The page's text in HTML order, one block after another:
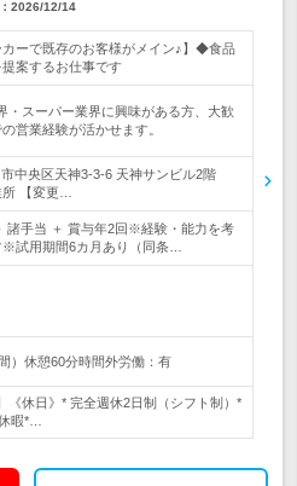
2026/12/14
カーで既存のお客様がメイン♪】◆食品
案するお仕事です
・スーパー業界に興味がある方、大歓
営業経験が活かせます。
中央区天神3-3-6 天神サンビル2階
所 【変更…
諸手当 ＋ 賞与年2回※経験・能力を考
試用期間6カ月あり（同条…
）休憩60分時間外労働：有
《休日》* 完全週休2日制（シフト制）*
暇*…